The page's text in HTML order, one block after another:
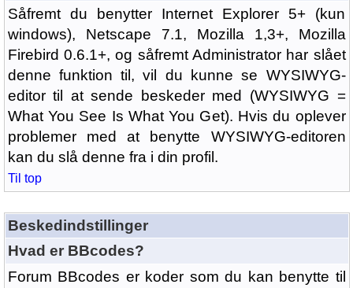
Såfremt du benytter Internet Explorer 5+ (kun
windows), Netscape 7.1, Mozilla 1,3+, Mozilla
Firebird 0.6.1+, og såfremt Administrator har slået
denne funktion til, vil du kunne se WYSIWYG-
editor til at sende beskeder med (WYSIWYG =
What You See Is What You Get). Hvis du oplever
problemer med at benytte WYSIWYG-editoren
kan du slå denne fra i din profil.
Til top
Beskedindstillinger
Hvad er BBcodes?
Forum BBcodes er koder som du kan benytte til